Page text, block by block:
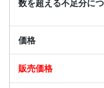
数を超える不足分に